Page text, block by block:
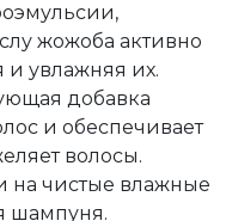
жожоба активно
и увлажняя их.
добавка
и обеспечивает
волосы.
на чистые влажные
шампуня.